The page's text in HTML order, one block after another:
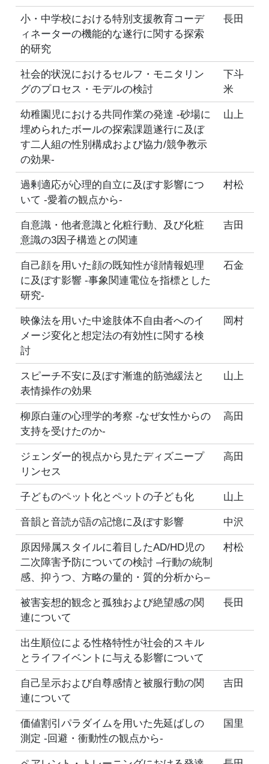
小・中学校における特別支援教育コーデ
ィネーターの機能的な遂行に関する探索
的研究
長田
社会的状況におけるセルフ・モニタリン
グのプロセス・モデルの検討
下斗
米
幼稚園児における共同作業の発達 -砂場に
埋められたボールの探索課題遂行に及ぼ
す二人組の性別構成および協力/競争教示
の効果-
山上
過剰適応が心理的自立に及ぼす影響につ
いて -愛着の観点から-
村松
自意識・他者意識と化粧行動、及び化粧
意識の3因子構造との関連
吉田
自己顔を用いた顔の既知性が顔情報処理
に及ぼす影響 -事象関連電位を指標とした
研究-
石金
映像法を用いた中途肢体不自由者へのイ
メージ変化と想定法の有効性に関する検
討
岡村
スピーチ不安に及ぼす漸進的筋弛緩法と
表情操作の効果
山上
柳原白蓮の心理学的考察 -なぜ女性からの
支持を受けたのか-
高田
ジェンダー的視点から見たディズニープ
リンセス
高田
子どものペット化とペットの子ども化 山上
音韻と音読が語の記憶に及ぼす影響 中沢
原因帰属スタイルに着目したAD/HD児の
二次障害予防についての検討 –行動の統制
感、抑うつ、方略の量的・質的分析から–
村松
被害妄想的観念と孤独および絶望感の関
連について
長田
出生順位による性格特性が社会的スキル
とライフイベントに与える影響について
自己呈示および自尊感情と被服行動の関
連について
吉田
価値割引パラダイムを用いた先延ばしの
測定 -回避・衝動性の観点から-
国里